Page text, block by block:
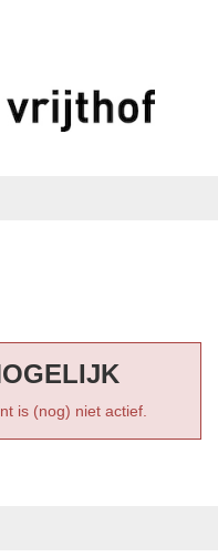
is (nog) niet actief.